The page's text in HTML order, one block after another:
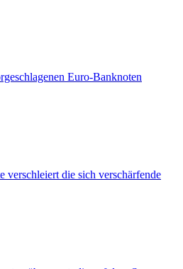
Euro-Banknoten
verschleiert die sich verschärfende